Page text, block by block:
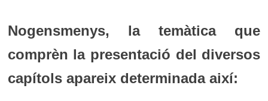
Nogensmenys, la temàtica que
comprèn la presentació del diversos
capítols apareix determinada així: